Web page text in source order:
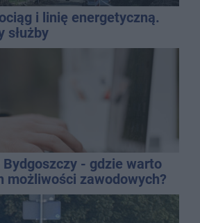
i linię energetyczną.
służby
- gdzie warto
możliwości zawodowych?